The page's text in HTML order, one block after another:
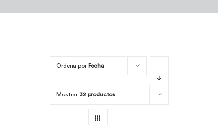
Ordena por Fecha
Mostrar 32 productos